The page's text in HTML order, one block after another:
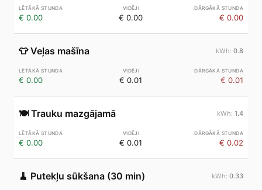
€ 0.00 € 0.00 € 0.00
👕 Veļas mašīna 0.8
€ 0.00 € 0.01 € 0.01
🍽️ Trauku mazgājamā 1.4
€ 0.00 € 0.01 € 0.02
🧹 Putekļu sūkšana (30 min) 0.33